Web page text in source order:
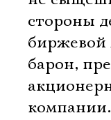
стороны
биржевой
барон,